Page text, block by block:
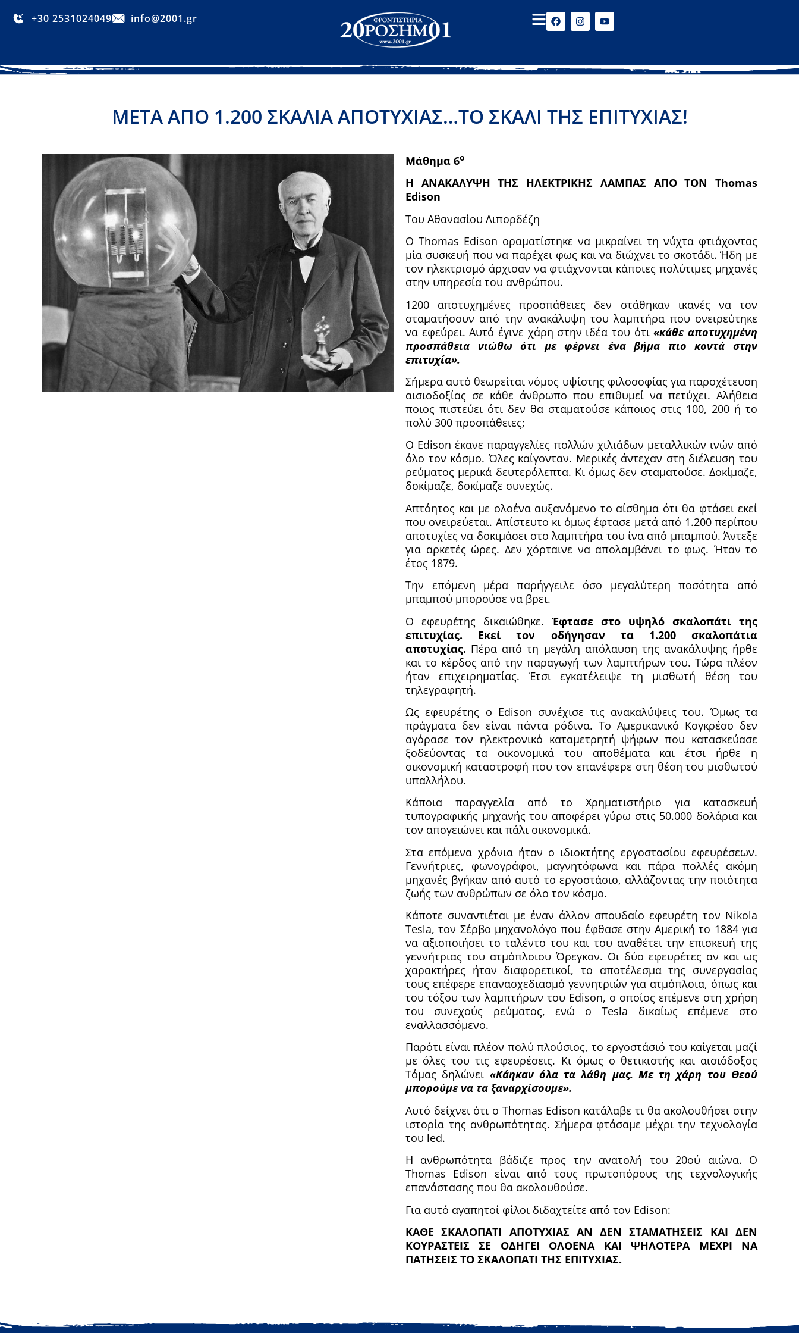
+30 2531024049 info@2001.gr
ΜΕΤΑ ΑΠΟ 1.200 ΣΚΑΛΙΑ ΑΠΟΤΥΧΙΑΣ…ΤΟ ΣΚΑΛΙ ΤΗΣ ΕΠΙΤΥΧΙΑΣ!
Μάθημα 6ο
Η ΑΝΑΚΑΛΥΨΗ ΤΗΣ ΗΛΕΚΤΡΙΚΗΣ ΛΑΜΠΑΣ ΑΠΟ ΤΟΝ Thomas
Edison
Του Αθανασίου Λιπορδέζη
Ο Thomas Edison οραματίστηκε να μικραίνει τη νύχτα φτιάχοντας
μία συσκευή που να παρέχει φως και να διώχνει το σκοτάδι. Ήδη με
τον ηλεκτρισμό άρχισαν να φτιάχνονται κάποιες πολύτιμες μηχανές
στην υπηρεσία του ανθρώπου.
1200 αποτυχημένες προσπάθειες δεν στάθηκαν ικανές να τον
σταματήσουν από την ανακάλυψη του λαμπτήρα που ονειρεύτηκε
να εφεύρει. Αυτό έγινε χάρη στην ιδέα του ότι«κάθε αποτυχημένη
προσπάθεια νιώθω ότι με φέρνει ένα βήμα πιο κοντά στην
επιτυχία».
Σήμερα αυτό θεωρείται νόμος υψίστης φιλοσοφίας για παροχέτευση
αισιοδοξίας σε κάθε άνθρωπο που επιθυμεί να πετύχει. Αλήθεια
ποιος πιστεύει ότι δεν θα σταματούσε κάποιος στις 100, 200 ή το
πολύ 300 προσπάθειες;
Ο Edison έκανε παραγγελίες πολλών χιλιάδων μεταλλικών ινών από
όλο τον κόσμο. Όλες καίγονταν. Μερικές άντεχαν στη διέλευση του
ρεύματος μερικά δευτερόλεπτα. Κι όμως δεν σταματούσε. Δοκίμαζε,
δοκίμαζε, δοκίμαζε συνεχώς.
Απτόητος και με ολοένα αυξανόμενο το αίσθημα ότι θα φτάσει εκεί
που ονειρεύεται. Απίστευτο κι όμως έφτασε μετά από 1.200 περίπου
αποτυχίες να δοκιμάσει στο λαμπτήρα του ίνα από μπαμπού. Άντεξε
για αρκετές ώρες. Δεν χόρταινε να απολαμβάνει το φως. Ήταν το
έτος 1879.
Την επόμενη μέρα παρήγγειλε όσο μεγαλύτερη ποσότητα από
μπαμπού μπορούσε να βρει.
Ο εφευρέτης δικαιώθηκε. Έφτασε στο υψηλό σκαλοπάτι της
επιτυχίας. Εκεί τον οδήγησαν τα 1.200 σκαλοπάτια
αποτυχίας. Πέρα από τη μεγάλη απόλαυση της ανακάλυψης ήρθε
και το κέρδος από την παραγωγή των λαμπτήρων του. Τώρα πλέον
ήταν επιχειρηματίας. Έτσι εγκατέλειψε τη μισθωτή θέση του
τηλεγραφητή.
Ως εφευρέτης ο Edison συνέχισε τις ανακαλύψεις του. Όμως τα
πράγματα δεν είναι πάντα ρόδινα. Το Αμερικανικό Κογκρέσο δεν
αγόρασε τον ηλεκτρονικό καταμετρητή ψήφων που κατασκεύασε
ξοδεύοντας τα οικονομικά του αποθέματα και έτσι ήρθε η
οικονομική καταστροφή που τον επανέφερε στη θέση του μισθωτού
υπαλλήλου.
Κάποια παραγγελία από το Χρηματιστήριο για κατασκευή
τυπογραφικής μηχανής του αποφέρει γύρω στις 50.000 δολάρια και
τον απογειώνει και πάλι οικονομικά.
Στα επόμενα χρόνια ήταν ο ιδιοκτήτης εργοστασίου εφευρέσεων.
Γεννήτριες, φωνογράφοι, μαγνητόφωνα και πάρα πολλές ακόμη
μηχανές βγήκαν από αυτό το εργοστάσιο, αλλάζοντας την ποιότητα
ζωής των ανθρώπων σε όλο τον κόσμο.
Κάποτε συναντιέται με έναν άλλον σπουδαίο εφευρέτη τον Nikola
Tesla, τον Σέρβο μηχανολόγο που έφθασε στην Αμερική το 1884 για
να αξιοποιήσει το ταλέντο του και του αναθέτει την επισκευή της
γεννήτριας του ατμόπλοιου Όρεγκον. Οι δύο εφευρέτες αν και ως
χαρακτήρες ήταν διαφορετικοί, το αποτέλεσμα της συνεργασίας
τους επέφερε επανασχεδιασμό γεννητριών για ατμόπλοια, όπως και
του τόξου των λαμπτήρων του Edison, ο οποίος επέμενε στη χρήση
του συνεχούς ρεύματος, ενώ ο Tesla δικαίως επέμενε στο
εναλλασσόμενο.
Παρότι είναι πλέον πολύ πλούσιος, το εργοστάσιό του καίγεται μαζί
με όλες του τις εφευρέσεις. Κι όμως ο θετικιστής και αισιόδοξος
Τόμας δηλώνει «Κάηκαν όλα τα λάθη μας. Με τη χάρη του Θεού
μπορούμε να τα ξαναρχίσουμε».
Αυτό δείχνει ότι ο Thomas Edison κατάλαβε τι θα ακολουθήσει στην
ιστορία της ανθρωπότητας. Σήμερα φτάσαμε μέχρι την τεχνολογία
του led.
Η ανθρωπότητα βάδιζε προς την ανατολή του 20ού αιώνα. Ο
Thomas Edison είναι από τους πρωτοπόρους της τεχνολογικής
επανάστασης που θα ακολουθούσε.
Για αυτό αγαπητοί φίλοι διδαχτείτε από τον Edison:
ΚΑΘΕ ΣΚΑΛΟΠΑΤΙ ΑΠΟΤΥΧΙΑΣ ΑΝ ΔΕΝ ΣΤΑΜΑΤΗΣΕΙΣ ΚΑΙ ΔΕΝ
ΚΟΥΡΑΣΤΕΙΣ ΣΕ ΟΔΗΓΕΙ ΟΛΟΕΝΑ ΚΑΙ ΨΗΛΟΤΕΡΑ ΜΕΧΡΙ ΝΑ
ΠΑΤΗΣΕΙΣ ΤΟ ΣΚΑΛΟΠΑΤΙ ΤΗΣ ΕΠΙΤΥΧΙΑΣ.